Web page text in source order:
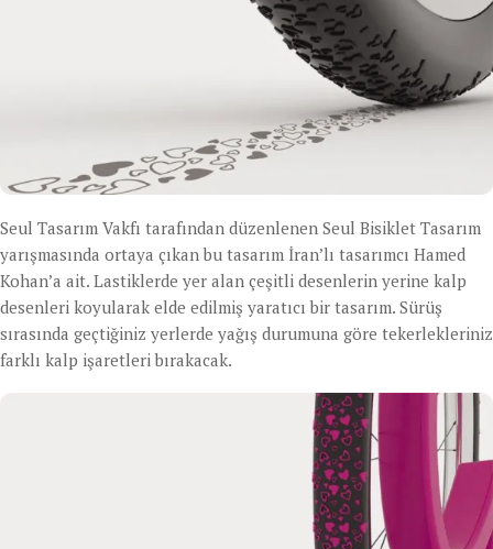
Seul Tasarım Vakfı tarafından düzenlenen Seul Bisiklet Tasarım
yarışmasında ortaya çıkan bu tasarım İran’lı tasarımcı Hamed
Kohan’a ait. Lastiklerde yer alan çeşitli desenlerin yerine kalp
desenleri koyularak elde edilmiş yaratıcı bir tasarım. Sürüş
sırasında geçtiğiniz yerlerde yağış durumuna göre tekerlekleriniz
farklı kalp işaretleri bırakacak.